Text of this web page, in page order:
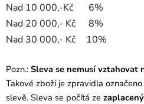
Nad 10 000,-Kč
6%
Nad 20 000,- Kč
8%
Nad 30 000,- Kč
10%
Pozn.: Sleva se nemusí vztahovat
Takové zboží je zpravidla
slevě. Sleva se počítá ze